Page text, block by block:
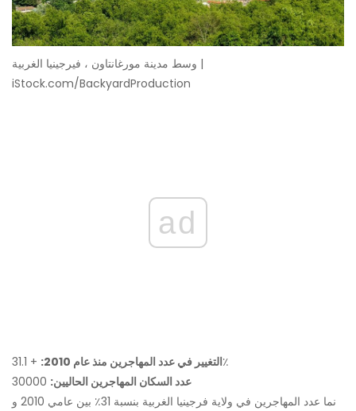
وسط مدينة مورغانتاون ، فيرجينيا الغربية |
iStock.com/BackyardProduction
ad
التغيير في عدد المهاجرين منذ عام 2010:+ 31.1٪
عدد السكان المهاجرين الحاليين:
نما عدد المهاجرين في ولاية فرجينيا الغربية بنسبة 31٪ بين عامي 2010 و